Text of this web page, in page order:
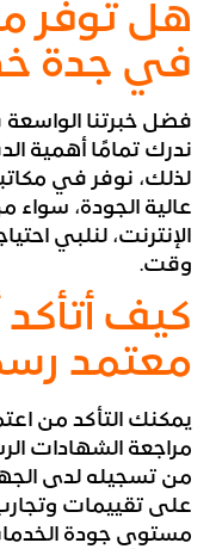
هل توفر
في جدة
فضل خبرتنا
ندرك تمامًا أهمية
لذلك، نوفر في
عالية الجودة، سواء
الإنترنت، لنلبي
وقت.
كيف
معتمد
يمكنك التأكد من
مراجعة الشهادات
من تسجيله لدى
على تقييمات
مستوى جودة